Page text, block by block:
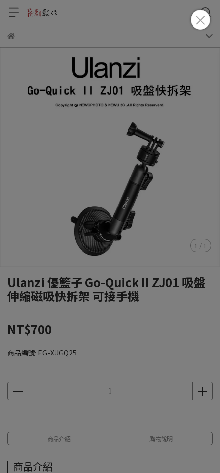
1 / 1
Ulanzi 優籃子 Go-Quick II ZJ01 吸盤
伸縮磁吸快拆架 可接手機
NT$700
商品編號: EG-XUGQ25
商品介紹 購物說明
商品介紹